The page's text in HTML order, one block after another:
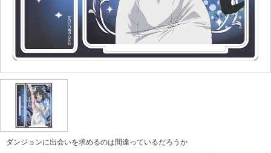
ダンジョンに出会いを求めるのは間違っているだろうか